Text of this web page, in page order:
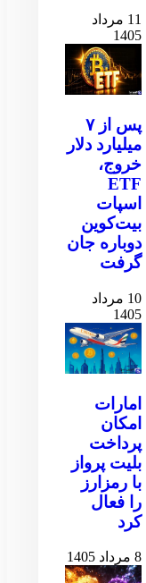
11 مرداد
1405
پس از ۷
میلیارد دلار
خروج،
ETF
اسپات
بیت‌کوین
دوباره جان
گرفت
10 مرداد
1405
امارات
امکان
پرداخت
بلیت پرواز
با رمزارز
را فعال
کرد
8 مرداد 1405